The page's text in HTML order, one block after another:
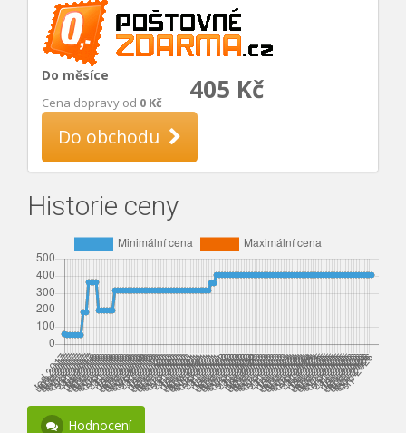
Do měsíce
Cena dopravy od 0 Kč 405 Kč
Do obchodu
Historie ceny
Hodnocení